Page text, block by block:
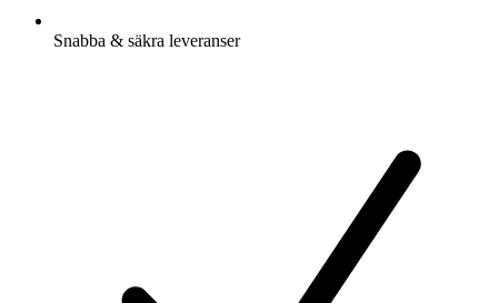
Snabba & säkra leveranser